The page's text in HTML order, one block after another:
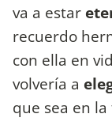
va a estar
recuerdo
con ella en
volvería a
que sea en